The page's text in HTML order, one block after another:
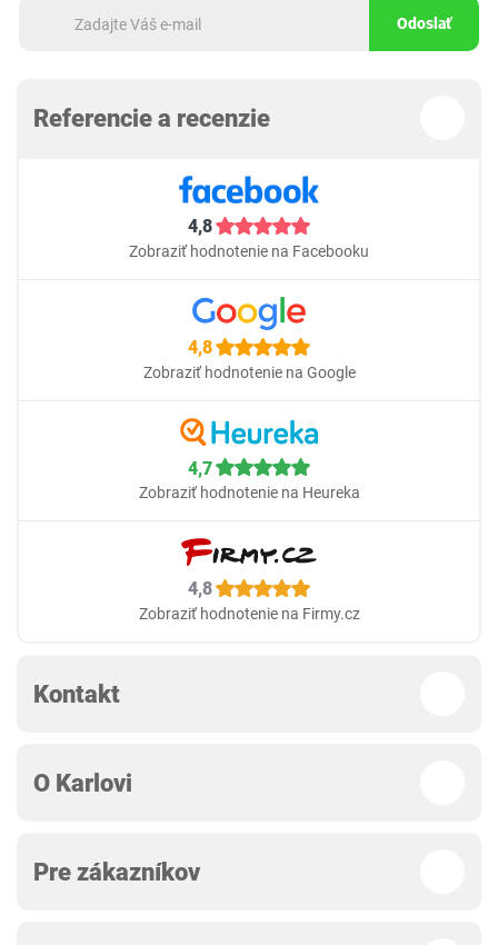
Odoslať
Referencie a recenzie
4,8
Zobraziť hodnotenie na Facebooku
4,8
Zobraziť hodnotenie na Google
4,7
Zobraziť hodnotenie na Heureka
4,8
Zobraziť hodnotenie na Firmy.cz
Kontakt
O Karlovi
Pre zákazníkov